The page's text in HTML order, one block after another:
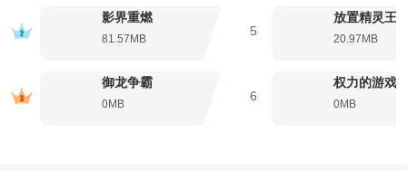
您可以随意选择平板设备或PC进行游戏。
5、一战成名：当您感觉自己具备一定实力时，迈入竞技场与其他玩家一较
炉石传说手游内容介绍
在《炉石传说》这款节奏明快的游戏中，您将扮演一位英雄机智地使用各
影界重燃
81.57MB
御龙争霸
0MB
5
放置精灵王
20.97MB
6
权力的游戏
0MB